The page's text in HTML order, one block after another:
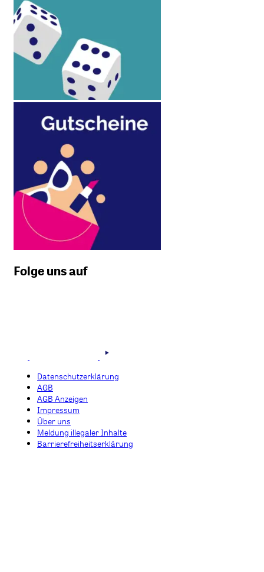
Folge uns auf
Datenschutzerklärung
AGB
AGB Anzeigen
Impressum
Über uns
Meldung illegaler Inhalte
Barrierefreiheitserklärung